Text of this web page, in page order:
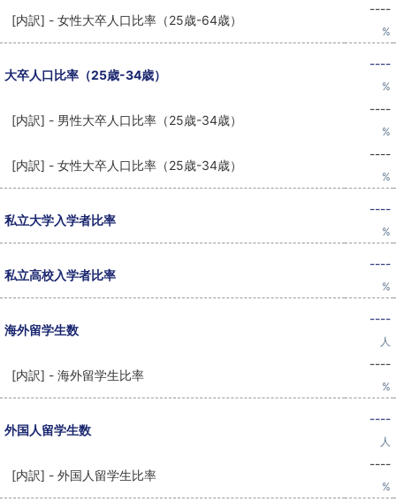
[内訳] - 女性大卒人口比率（25歳-64歳）
----
%
大卒人口比率（25歳-34歳）
----
%
[内訳] - 男性大卒人口比率（25歳-34歳）
----
%
[内訳] - 女性大卒人口比率（25歳-34歳）
----
%
私立大学入学者比率
----
%
私立高校入学者比率
----
%
海外留学生数
----
人
[内訳] - 海外留学生比率
----
%
外国人留学生数
----
人
[内訳] - 外国人留学生比率
----
%